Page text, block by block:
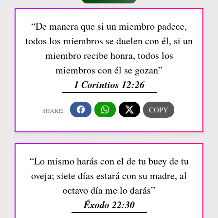
“De manera que si un miembro padece,
todos los miembros se duelen con él, si un
miembro recibe honra, todos los
miembros con él se gozan”
1 Corintios 12:26
“Lo mismo harás con el de tu buey de tu
oveja; siete días estará con su madre, al
octavo día me lo darás”
Éxodo 22:30